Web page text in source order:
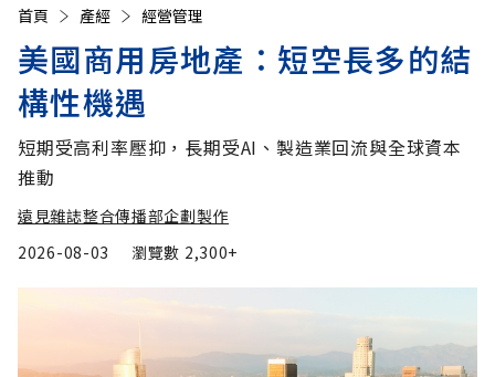
首頁 產經 經營管理
美國商用房地產：短空長多的結
構性機遇
短期受高利率壓抑，長期受AI、製造業回流與全球資本
推動
遠見雜誌整合傳播部企劃製作
2026-08-03
瀏覽數 2,300+